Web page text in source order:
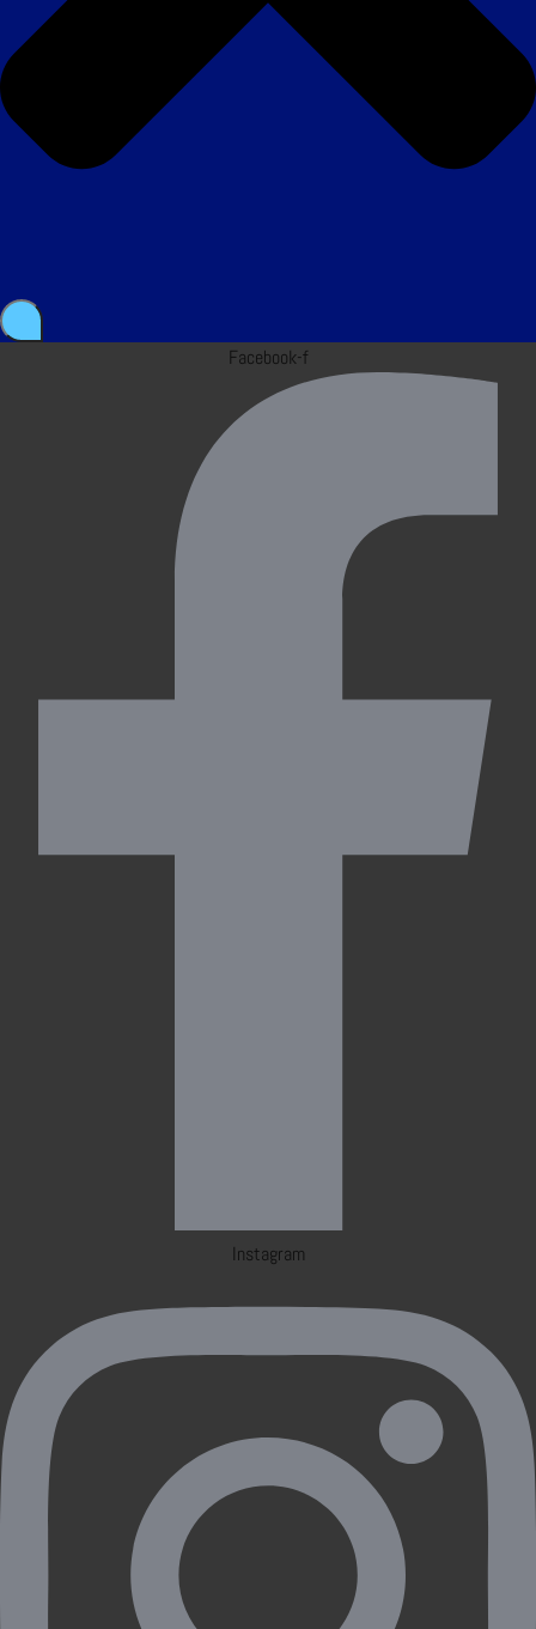
Facebook-f
Instagram